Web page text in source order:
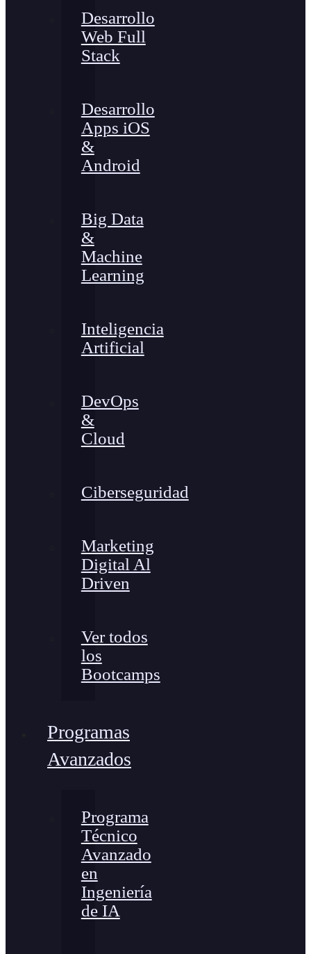
Desarrollo
Web Full
Stack
Desarrollo
Apps iOS
&
Android
Big Data
&
Machine
Learning
Inteligencia
Artificial
DevOps
&
Cloud
Ciberseguridad
Marketing
Digital Al
Driven
Ver todos
los
Bootcamps
Programas
Avanzados
Programa
Técnico
Avanzado
en
Ingeniería
de IA